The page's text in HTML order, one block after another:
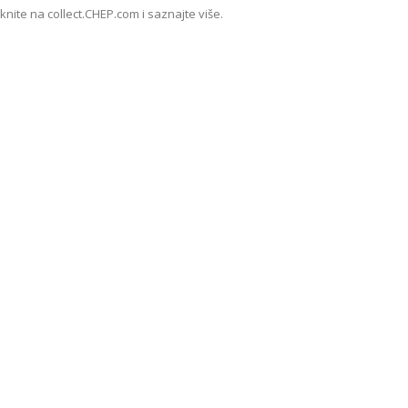
na collect.CHEP.com i saznajte više.